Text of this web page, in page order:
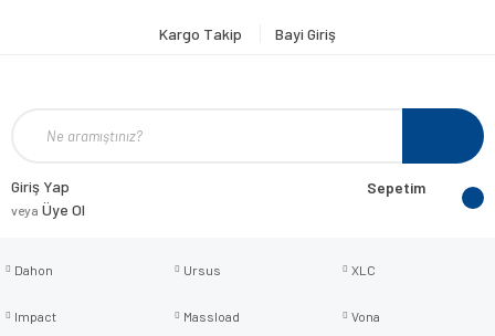
Kargo Takip Bayi Giriş
Giriş Yap
veya Üye Ol
Sepetim
Dahon Ursus XLC
Impact Massload Vona